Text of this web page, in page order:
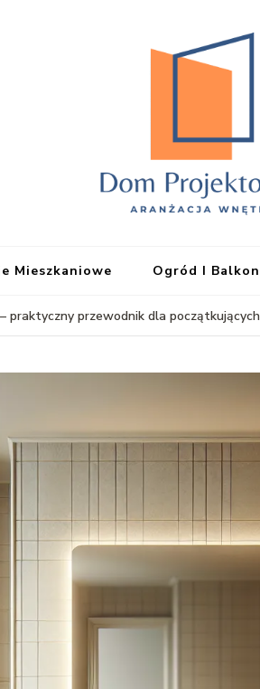
Mieszkaniowe Ogród I Balkon
praktyczny przewodnik dla początkujących